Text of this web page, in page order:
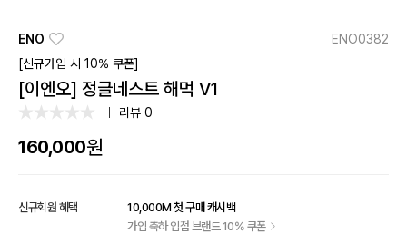
ENO
ENO0382
[신규가입 시 10% 쿠폰]
[이엔오] 정글네스트 해먹 V1
리뷰 0
160,000원
신규회원 혜택
10,000M 첫 구매 캐시백
가입 축하 입점 브랜드 10% 쿠폰